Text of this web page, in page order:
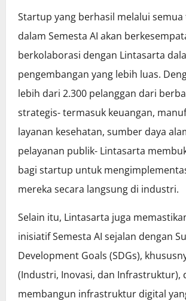
Startup yang berhasil melalui semua
dalam Semesta AI akan
berkolaborasi dengan Lintasarta
pengembangan yang lebih luas.
lebih dari 2.300 pelanggan dari
strategis- termasuk keuangan,
layanan kesehatan, sumber daya
pelayanan publik- Lintasarta
bagi startup untuk
mereka secara langsung di industri.
Selain itu, Lintasarta juga
inisiatif Semesta AI sejalan dengan
Development Goals (SDGs),
(Industri, Inovasi, dan Infrastruktur),
membangun infrastruktur digital